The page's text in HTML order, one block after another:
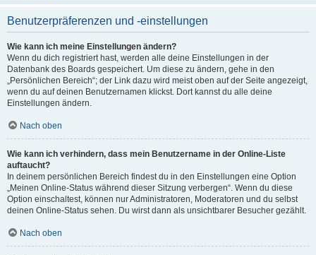
Benutzerpräferenzen und -einstellungen
Wie kann ich meine Einstellungen ändern?
Wenn du dich registriert hast, werden alle deine Einstellungen in der
Datenbank des Boards gespeichert. Um diese zu ändern, gehe in den
„Persönlichen Bereich“; der Link dazu wird meist oben auf der Seite angezeigt,
wenn du auf deinen Benutzernamen klickst. Dort kannst du alle deine
Einstellungen ändern.
Nach oben
Wie kann ich verhindern, dass mein Benutzername in der Online-Liste
auftaucht?
In deinem persönlichen Bereich findest du in den Einstellungen eine Option
„Meinen Online-Status während dieser Sitzung verbergen“. Wenn du diese
Option einschaltest, können nur Administratoren, Moderatoren und du selbst
deinen Online-Status sehen. Du wirst dann als unsichtbarer Besucher gezählt.
Nach oben